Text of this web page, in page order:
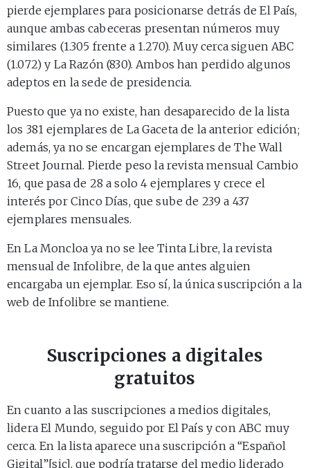
pierde ejemplares para posicionarse detrás de El País,
aunque ambas cabeceras presentan números muy
similares (1.305 frente a 1.270). Muy cerca siguen ABC
(1.072) y La Razón (830). Ambos han perdido algunos
adeptos en la sede de presidencia.
Puesto que ya no existe, han desaparecido de la lista
los 381 ejemplares de La Gaceta de la anterior edición;
además, ya no se encargan ejemplares de The Wall
Street Journal. Pierde peso la revista mensual Cambio
16, que pasa de 28 a solo 4 ejemplares y crece el
interés por Cinco Días, que sube de 239 a 437
ejemplares mensuales.
En La Moncloa ya no se lee Tinta Libre, la revista
mensual de Infolibre, de la que antes alguien
encargaba un ejemplar. Eso sí, la única suscripción a la
web de Infolibre se mantiene.
Suscripciones a digitales
gratuitos
En cuanto a las suscripciones a medios digitales,
lidera El Mundo, seguido por El País y con ABC muy
cerca. En la lista aparece una suscripción a “Español
Gigital”[sic], que podría tratarse del medio liderado